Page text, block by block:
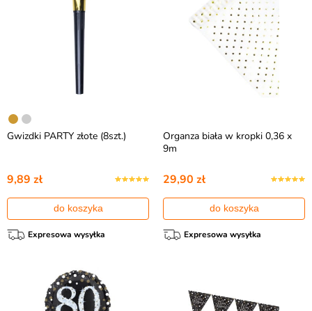
Gwizdki PARTY złote (8szt.)
9,89 zł
do koszyka
Expresowa wysyłka
Organza biała w kropki 0,36 x
9m
29,90 zł
do koszyka
Expresowa wysyłka